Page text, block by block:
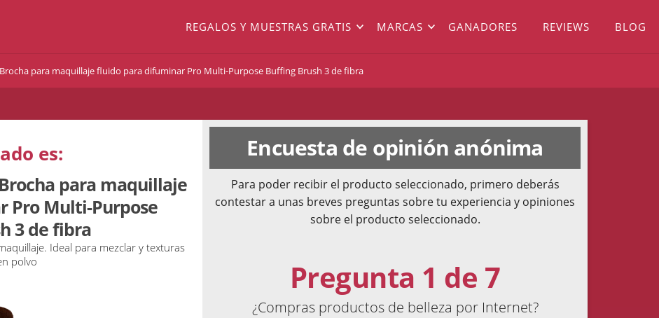
REGALOS Y MUESTRAS GRATIS MARCAS GANADORES REVIEWS BLOG
para maquillaje fluido para difuminar Pro Multi-Purpose Buffing Brush 3 de fibra
es:
para maquillaje
Pro Multi-Purpose
3 de fibra
Ideal para mezclar y texturas
polvo
Encuesta de opinión anónima
Para poder recibir el producto seleccionado, primero deberás
contestar a unas breves preguntas sobre tu experiencia y opiniones
sobre el producto seleccionado.
Pregunta 1 de 7
¿Compras productos de belleza por Internet?